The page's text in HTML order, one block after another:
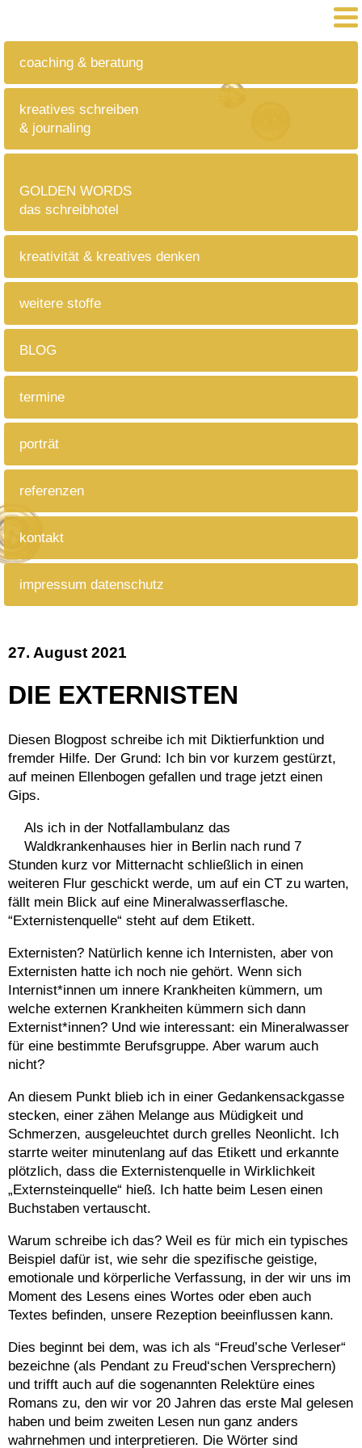
coaching & beratung
kreatives schreiben
& journaling
GOLDEN WORDS
das schreibhotel
kreativität & kreatives denken
weitere stoffe
BLOG
termine
porträt
referenzen
kontakt
impressum datenschutz
27. August 2021
DIE EXTERNISTEN
Diesen Blogpost schreibe ich mit Diktierfunktion und
fremder Hilfe. Der Grund: Ich bin vor kurzem gestürzt,
auf meinen Ellenbogen gefallen und trage jetzt einen
Gips.
Als ich in der Notfallambulanz das
Waldkrankenhauses hier in Berlin nach rund 7
Stunden kurz vor Mitternacht schließlich in einen
weiteren Flur geschickt werde, um auf ein CT zu warten,
fällt mein Blick auf eine Mineralwasserflasche.
“Externistenquelle“ steht auf dem Etikett.
Externisten? Natürlich kenne ich Internisten, aber von
Externisten hatte ich noch nie gehört. Wenn sich
Internist*innen um innere Krankheiten kümmern, um
welche externen Krankheiten kümmern sich dann
Externist*innen? Und wie interessant: ein Mineralwasser
für eine bestimmte Berufsgruppe. Aber warum auch
nicht?
An diesem Punkt blieb ich in einer Gedankensackgasse
stecken, einer zähen Melange aus Müdigkeit und
Schmerzen, ausgeleuchtet durch grelles Neonlicht. Ich
starrte weiter minutenlang auf das Etikett und erkannte
plötzlich, dass die Externistenquelle in Wirklichkeit
„Externsteinquelle“ hieß. Ich hatte beim Lesen einen
Buchstaben vertauscht.
Warum schreibe ich das? Weil es für mich ein typisches
Beispiel dafür ist, wie sehr die spezifische geistige,
emotionale und körperliche Verfassung, in der wir uns im
Moment des Lesens eines Wortes oder eben auch
Textes befinden, unsere Rezeption beeinflussen kann.
Dies beginnt bei dem, was ich als “Freud’sche Verleser“
bezeichne (als Pendant zu Freud‘schen Versprechern)
und trifft auch auf die sogenannten Relektüre eines
Romans zu, den wir vor 20 Jahren das erste Mal gelesen
haben und beim zweiten Lesen nun ganz anders
wahrnehmen und interpretieren. Die Wörter sind